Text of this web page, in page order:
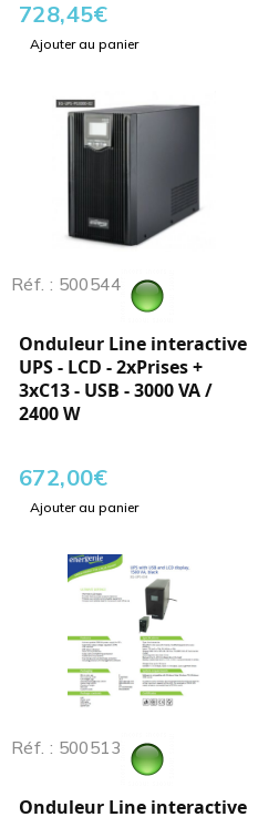
728,45€
Ajouter au panier
Réf. : 500544
Onduleur Line interactive
UPS - LCD - 2xPrises +
3xC13 - USB - 3000 VA /
2400 W
672,00€
Ajouter au panier
Réf. : 500513
Onduleur Line interactive